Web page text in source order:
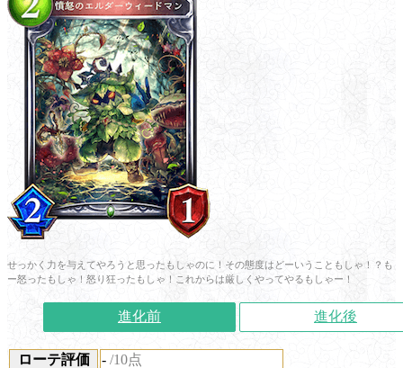
せっかく力を与えてやろうと思ったもしゃのに！その態度はどーいうこともしゃ！？も
ー怒ったもしゃ！怒り狂ったもしゃ！これからは厳しくやってやるもしゃー！
進化前 進化後
ローテ評価 - /10点